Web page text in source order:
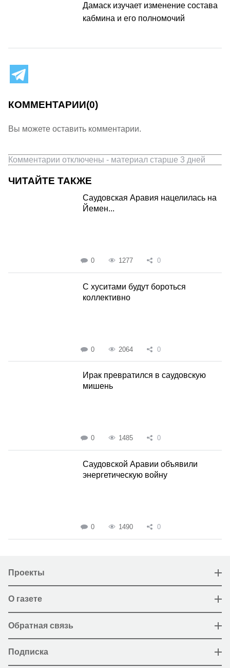
Дамаск изучает изменение состава
кабмина и его полномочий
КОММЕНТАРИИ(0)
Вы можете оставить комментарии.
Комментарии отключены - материал старше 3 дней
ЧИТАЙТЕ ТАКЖЕ
Саудовская Аравия нацелилась на
Йемен...
0 1277 0
С хуситами будут бороться
коллективно
0 2064 0
Ирак превратился в саудовскую
мишень
0 1485 0
Саудовской Аравии объявили
энергетическую войну
0 1490 0
Проекты
О газете
Обратная связь
Подписка